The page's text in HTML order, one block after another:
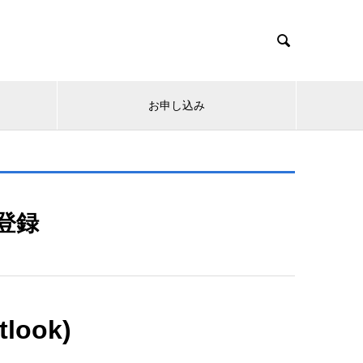

お申し込み
録